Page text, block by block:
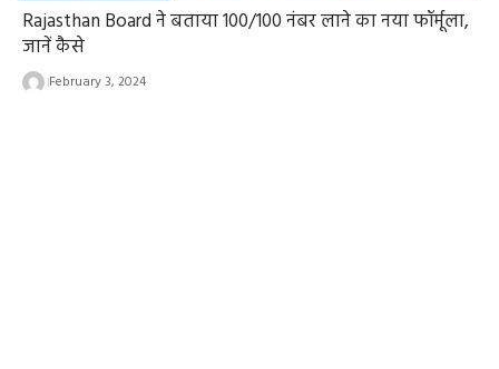
Rajasthan Board ने बताया 100/100 नंबर लाने का नया फॉर्मूला,
जानें कैसे
February 3, 2024